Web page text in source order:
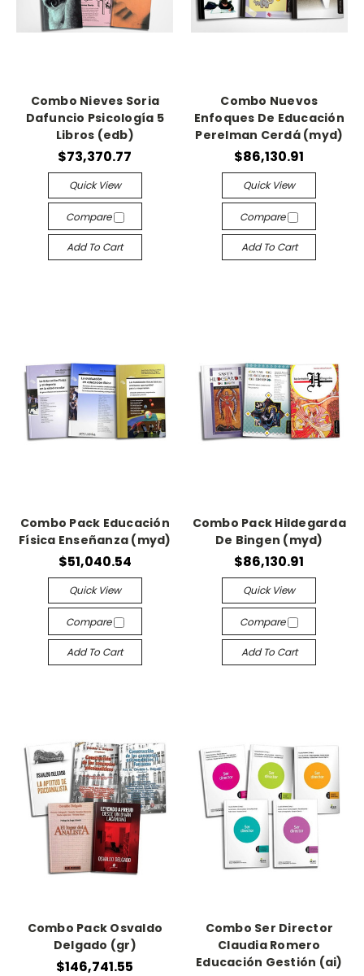
Combo Nieves Soria
Dafuncio Psicología 5
Libros (edb)
$73,370.77
Quick View
Compare
Add To Cart
Combo Nuevos
Enfoques De Educación
Perelman Cerdá (myd)
$86,130.91
Quick View
Compare
Add To Cart
Combo Pack Educación
Física Enseñanza (myd)
$51,040.54
Quick View
Compare
Add To Cart
Combo Pack Hildegarda
De Bingen (myd)
$86,130.91
Quick View
Compare
Add To Cart
Combo Pack Osvaldo
Delgado (gr)
$146,741.55
Combo Ser Director
Claudia Romero
Educación Gestión (ai)